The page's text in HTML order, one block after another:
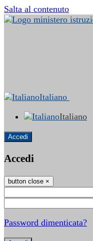
Salta al contenuto
Italiano
Italiano
Accedi
Accedi
button close ×
Password dimenticata?